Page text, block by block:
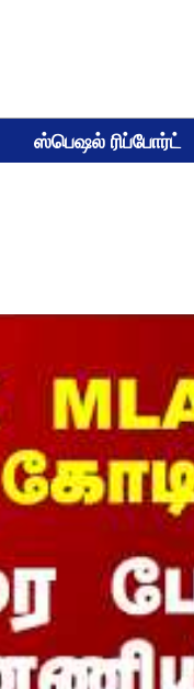
ஸ்பெஷல் ரிப்போர்ட்